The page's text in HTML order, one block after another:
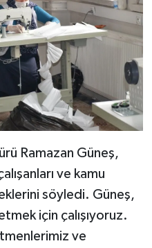
Ramazan Güneş,
ve kamu
söyledi. Güneş,
için çalışıyoruz.
ve